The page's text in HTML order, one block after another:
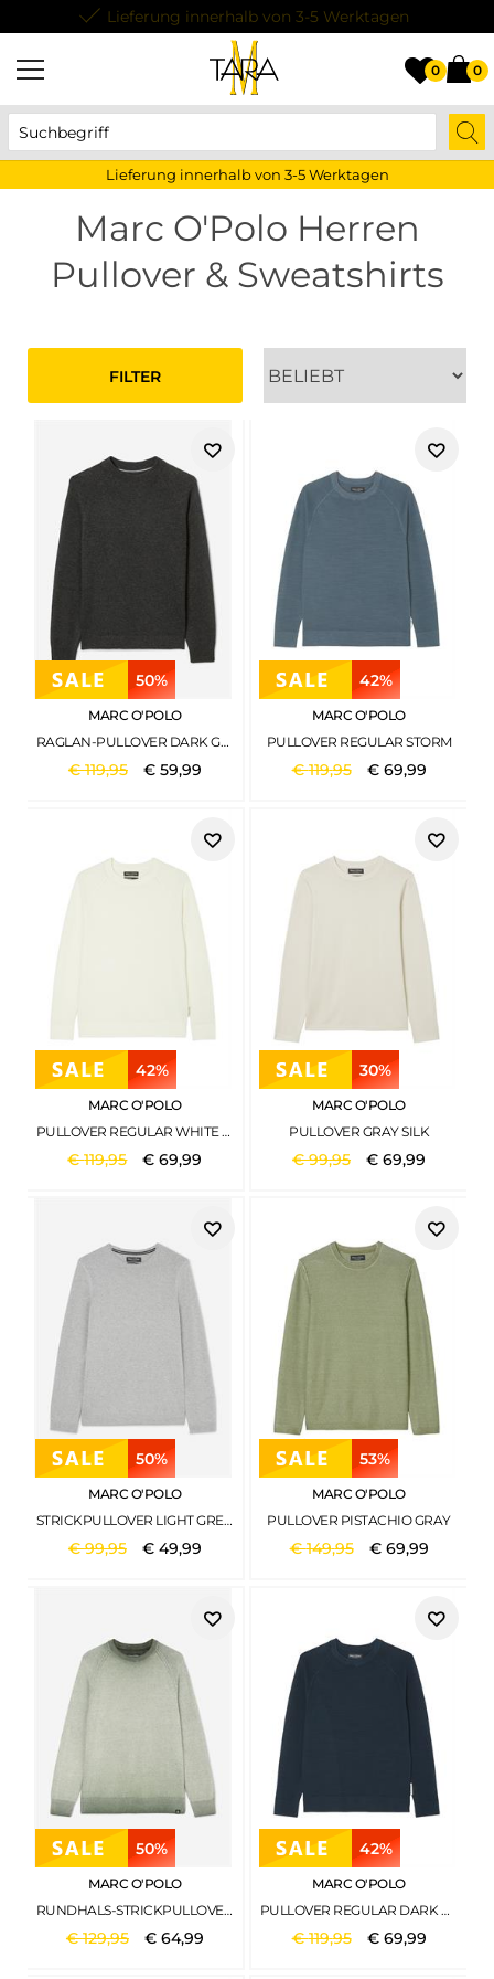
Lieferung innerhalb von 3-5 Werktagen
0 0
Lieferung innerhalb von 3-5 Werktagen
Marc O'Polo Herren
Pullover & Sweatshirts
FILTER
50%
MARC O'POLO
RAGLAN-PULLOVER DARK GREY MELANGE
€119,95 € 59,99
42%
MARC O'POLO
PULLOVER REGULAR STORM
€119,95 € 69,99
42%
MARC O'POLO
PULLOVER REGULAR WHITE COTTON
€119,95 €69,99
30%
MARC O'POLO
PULLOVER GRAY SILK
€99,95 €69,99
50%
MARC O'POLO
STRICKPULLOVER LIGHT GREY MELANGE
€99,95 € 49,99
53%
MARC O'POLO
PULLOVER PISTACHIO GRAY
€149,95 € 69,99
50%
MARC O'POLO
RUNDHALS-STRICKPULLOVER FERMENTED FERN
€129,95 € 64,99
42%
MARC O'POLO
PULLOVER REGULAR DARK NAVY
€119,95 € 69,99